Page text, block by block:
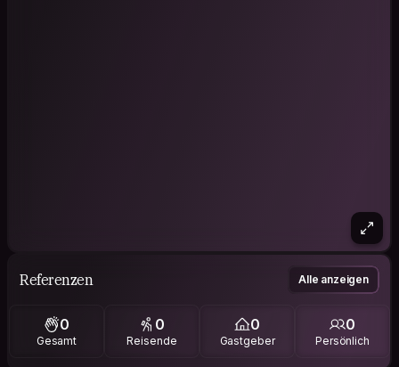
Referenzen Alle anzeigen
0
Gesamt
0
Reisende
0
Gastgeber
0
Persönlich